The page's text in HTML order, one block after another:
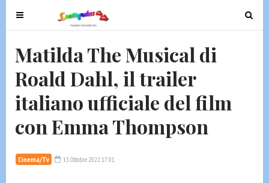
T
o
g
l
e
n
v
g
T
o
Matilda The Musical di
Roald Dahl, il trailer
italiano ufficiale del film
con Emma Thompson
Cinema/Tv 13 Ottobre 2022 17:01